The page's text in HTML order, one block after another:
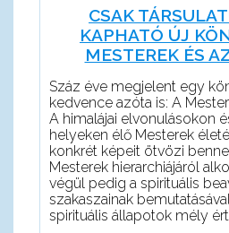
CSAK
KAPHATÓ ÚJ
MESTEREK ÉS
Száz éve megjelent egy
kedvence azóta is: A
A himalájai elvonulásokon
helyeken élő Mesterek
konkrét képeit ötvözi
Mesterek hierarchiájáról
végül pedig a spirituális
szakaszainak
spirituális állapotok mély